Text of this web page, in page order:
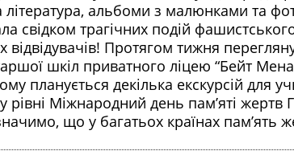
альбоми з малюнками та
свідком трагічних подій
Протягом тижня
шкіл приватного ліцею “Бейт
планується декілька екскурсій для
рівні Міжнародний день пам’яті жертв
що у багатьох країнах пам’ять